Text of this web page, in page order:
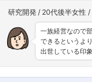
研究開発 20代後半女性
一族経営なので
できるというよ
出世している印